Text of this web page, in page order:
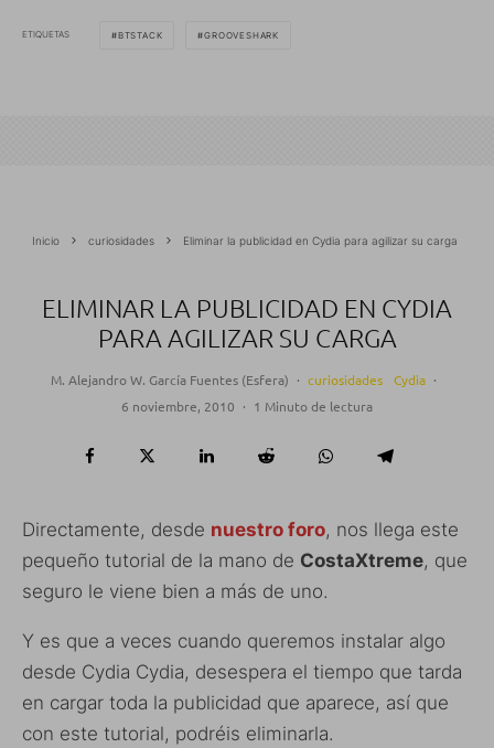
ETIQUETAS BTSTACK GROOVESHARK
Inicio curiosidades Eliminar la publicidad en Cydia para agilizar su carga
ELIMINAR LA PUBLICIDAD EN CYDIA
PARA AGILIZAR SU CARGA
M. Alejandro W. García Fuentes (Esfera) · curiosidades Cydia ·
6 noviembre, 2010 · 1 Minuto de lectura
Directamente, desde nuestro foro, nos llega este
pequeño tutorial de la mano de CostaXtreme, que
seguro le viene bien a más de uno.
Y es que a veces cuando queremos instalar algo
desde Cydia Cydia, desespera el tiempo que tarda
en cargar toda la publicidad que aparece, así que
con este tutorial, podréis eliminarla.